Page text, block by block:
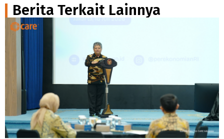
Berita Terkait Lainnya